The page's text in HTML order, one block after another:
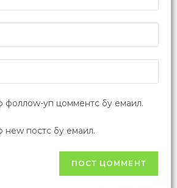
фоллоw-уп цомментс бy емаил.
постс бy емаил.